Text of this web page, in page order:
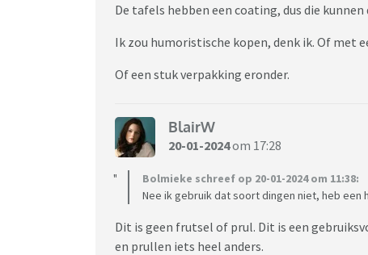
De tafels hebben een coating, dus die kunnen
Ik zou humoristische kopen, denk ik. Of met
Of een stuk verpakking eronder.
BlairW
20-01-2024om 17:28
Bolmieke schreef op 20-01-2024 om 11:38:
Nee ik gebruik dat soort dingen niet, heb een
Dit is geen frutsel of prul. Dit is een
en prullen iets heel anders.